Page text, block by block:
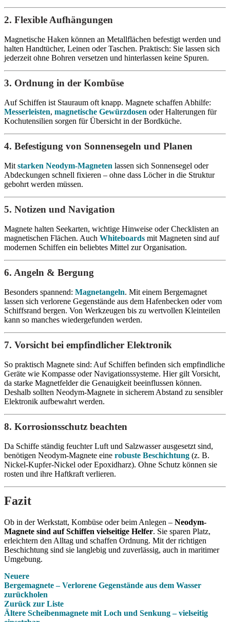
2. Flexible Aufhängungen
Magnetische Haken können an Metallflächen befestigt werden und
halten Handtücher, Leinen oder Taschen. Praktisch: Sie lassen sich
jederzeit ohne Bohren versetzen und hinterlassen keine Spuren.
3. Ordnung in der Kombüse
Auf Schiffen ist Stauraum oft knapp. Magnete schaffen Abhilfe:
Messerleisten, magnetische Gewürzdosen oder Halterungen für
Kochutensilien sorgen für Übersicht in der Bordküche.
4. Befestigung von Sonnensegeln und Planen
Mit starken Neodym-Magneten lassen sich Sonnensegel oder
Abdeckungen schnell fixieren – ohne dass Löcher in die Struktur
gebohrt werden müssen.
5. Notizen und Navigation
Magnete halten Seekarten, wichtige Hinweise oder Checklisten an
magnetischen Flächen. Auch Whiteboards mit Magneten sind auf
modernen Schiffen ein beliebtes Mittel zur Organisation.
6. Angeln & Bergung
Besonders spannend: Magnetangeln. Mit einem Bergemagnet
lassen sich verlorene Gegenstände aus dem Hafenbecken oder vom
Schiffsrand bergen. Von Werkzeugen bis zu wertvollen Kleinteilen
kann so manches wiedergefunden werden.
7. Vorsicht bei empfindlicher Elektronik
So praktisch Magnete sind: Auf Schiffen befinden sich empfindliche
Geräte wie Kompasse oder Navigationssysteme. Hier gilt Vorsicht,
da starke Magnetfelder die Genauigkeit beeinflussen können.
Deshalb sollten Neodym-Magnete in sicherem Abstand zu sensibler
Elektronik aufbewahrt werden.
8. Korrosionsschutz beachten
Da Schiffe ständig feuchter Luft und Salzwasser ausgesetzt sind,
benötigen Neodym-Magnete eine robuste Beschichtung (z. B.
Nickel-Kupfer-Nickel oder Epoxidharz). Ohne Schutz können sie
rosten und ihre Haftkraft verlieren.
Fazit
Ob in der Werkstatt, Kombüse oder beim Anlegen – Neodym-
Magnete sind auf Schiffen vielseitige Helfer. Sie sparen Platz,
erleichtern den Alltag und schaffen Ordnung. Mit der richtigen
Beschichtung sind sie langlebig und zuverlässig, auch in maritimer
Umgebung.
Neuere
Bergemagnete – Verlorene Gegenstände aus dem Wasser
zurückholen
Zurück zur Liste
Ältere Scheibenmagnete mit Loch und Senkung – vielseitig